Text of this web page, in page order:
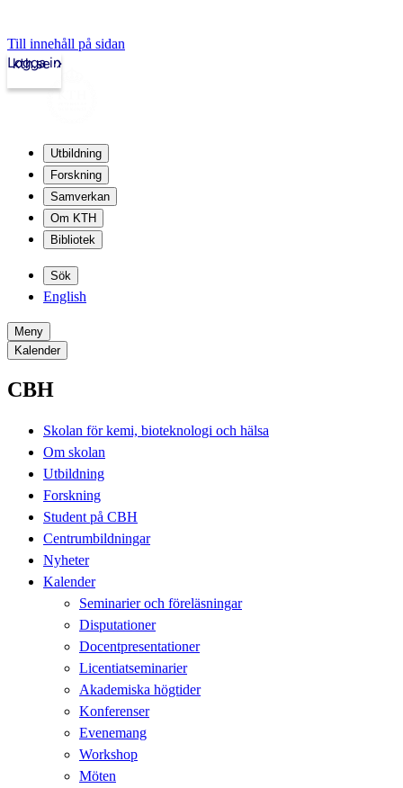
Till innehåll på sidan
kth.se
Logga in
Utbildning
Forskning
Samverkan
Om KTH
Bibliotek
Sök
English
Meny
Kalender
CBH
Skolan för kemi, bioteknologi och hälsa
Om skolan
Utbildning
Forskning
Student på CBH
Centrumbildningar
Nyheter
Kalender
Seminarier och föreläsningar
Disputationer
Docentpresentationer
Licentiatseminarier
Akademiska högtider
Konferenser
Evenemang
Workshop
Möten